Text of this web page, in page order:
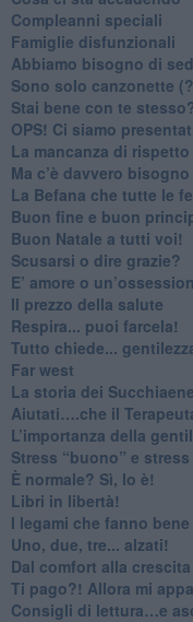
​Compleanni speciali
​Famiglie disfunzionali
​Abbiamo bisogno di
Sono solo canzonette
​Stai bene con te
​OPS! Ci siamo
​La mancanza di
​Ma c’è davvero
​La Befana che tutte le
Buon fine e buon
​Buon Natale a tutti voi!
​Scusarsi o dire grazie?
​E’ amore o
​Il prezzo della salute
​Respira... puoi farcela!
​Tutto chiede...
​Far west
​La storia dei
​Aiutati….che il
​L’importanza della
​Stress “buono” e
​È normale? Sì, lo è!
​Libri in libertà!
​I legami che fanno
Uno, due, tre... alzati!​
​Dal comfort alla crescita
​Ti pago?! Allora mi
​Consigli di lettura…e